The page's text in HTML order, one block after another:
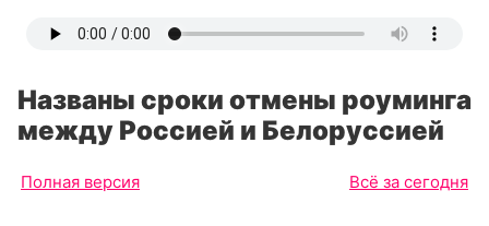
Названы сроки отмены роуминга
между Россией и Белоруссией
Полная версия Всё за сегодня